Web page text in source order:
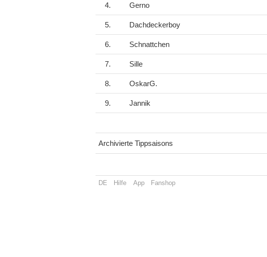
4. Gerno
5. Dachdeckerboy
6. Schnattchen
7. Sille
8. OskarG.
9. Jannik
Archivierte Tippsaisons
DE Hilfe App Fanshop